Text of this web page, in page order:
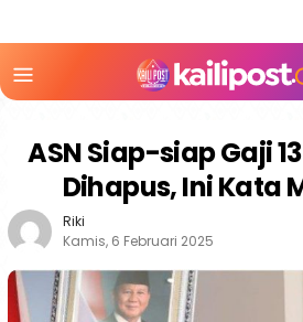
Mobile
ASN Siap-siap Gaji
Dihapus, Ini Kata
Riki
Kamis, 6 Februari 2025